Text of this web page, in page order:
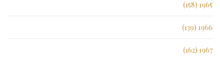
1965 (158)
1966 (139)
1967 (162)